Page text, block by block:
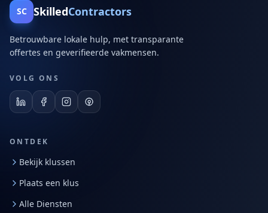
SC SkilledContractors
Betrouwbare lokale hulp, met transparante
offertes en geverifieerde vakmensen.
VOLG ONS
ONTDEK
Bekijk klussen
Plaats een klus
Alle Diensten